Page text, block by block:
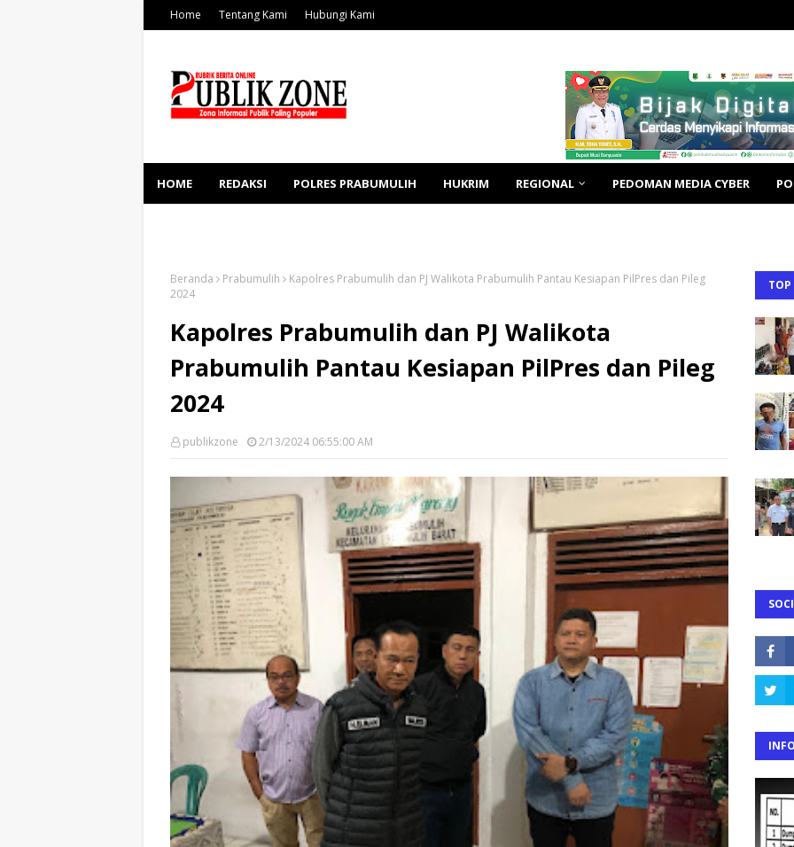
Home Tentang Kami Hubungi Kami
HOME REDAKSI POLRES PRABUMULIH HUKRIM REGIONAL PEDOMAN MEDIA CYBER
Beranda Prabumulih
Kapolres Prabumulih dan PJ Walikota Prabumulih Pantau Kesiapan PilPres dan Pileg
2024
Kapolres Prabumulih dan PJ Walikota
Prabumulih Pantau Kesiapan PilPres dan Pileg
2024
publikzone 2/13/2024 06:55:00 AM